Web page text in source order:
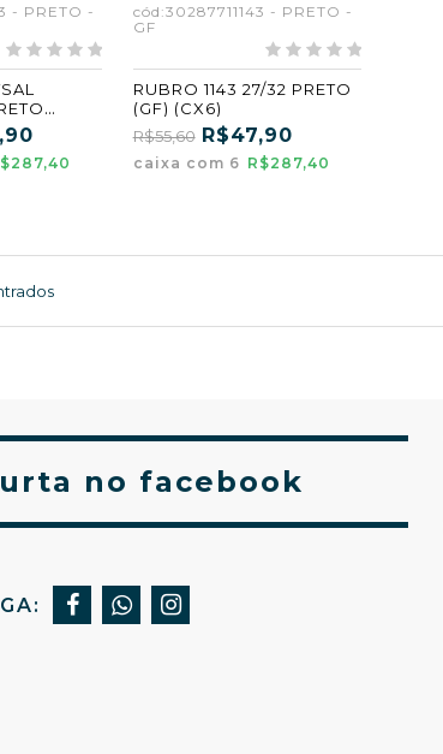
- PRETO -
6
cód:30287711143 - PRETO -
GF
RUBRO 1143 27/32 PRETO
(GF) (CX6)
R$55,60 R$47,90
caixa com 6 R$287,40
no facebook